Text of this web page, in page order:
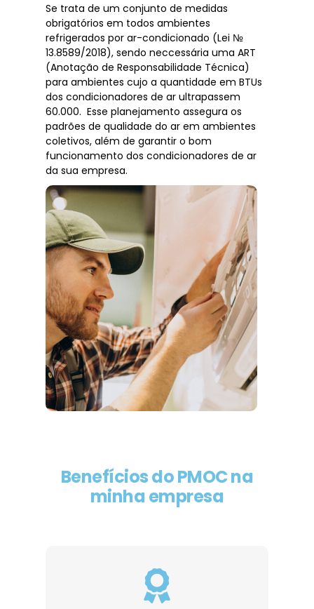
Se trata de um conjunto de medidas
obrigatórios em todos ambientes
refrigerados por ar-condicionado (Lei №
13.8589/2018), sendo neccessária uma ART
(Anotação de Responsabilidade Técnica)
para ambientes cujo a quantidade em BTUs
dos condicionadores de ar ultrapassem
60.000. Esse planejamento assegura os
padrões de qualidade do ar em ambientes
coletivos, além de garantir o bom
funcionamento dos condicionadores de ar
da sua empresa.
Benefícios do PMOC na
minha empresa